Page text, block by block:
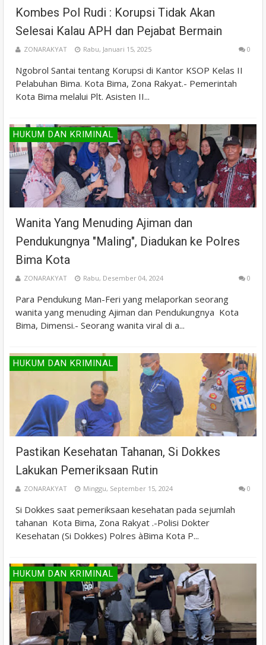
Kombes Pol Rudi : Korupsi Tidak Akan
Selesai Kalau APH dan Pejabat Bermain
ZONARAKYAT Rabu, Januari 15, 2025 0
Ngobrol Santai tentang Korupsi di Kantor KSOP Kelas II
Pelabuhan Bima. Kota Bima, Zona Rakyat.- Pemerintah
Kota Bima melalui Plt. Asisten II...
HUKUM DAN KRIMINAL
Wanita Yang Menuding Ajiman dan
Pendukungnya "Maling", Diadukan ke Polres
Bima Kota
ZONARAKYAT Rabu, Desember 04, 2024 0
Para Pendukung Man-Feri yang melaporkan seorang
wanita yang menuding Ajiman dan Pendukungnya Kota
Bima, Dimensi.- Seorang wanita viral di a...
HUKUM DAN KRIMINAL
Pastikan Kesehatan Tahanan, Si Dokkes
Lakukan Pemeriksaan Rutin
ZONARAKYAT Minggu, September 15, 2024 0
Si Dokkes saat pemeriksaan kesehatan pada sejumlah
tahanan Kota Bima, Zona Rakyat .-Polisi Dokter
Kesehatan (Si Dokkes) Polres àBima Kota P...
HUKUM DAN KRIMINAL